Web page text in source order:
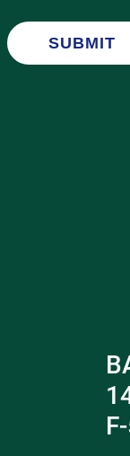
SUBMIT